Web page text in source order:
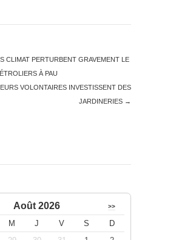
CLIMAT PERTURBENT GRAVEMENT LE
À PAU
VOLONTAIRES INVESTISSENT DES
JARDINERIES →
Août 2026 >>
M J V S
D